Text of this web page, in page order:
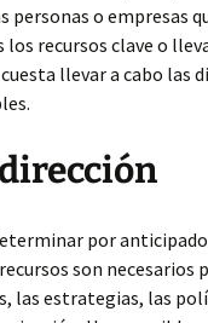
personas o empresas
recursos clave o
llevar a cabo las
por
son necesarios
las estrategias, las